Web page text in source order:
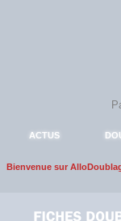
ACTUS
Bienvenue sur